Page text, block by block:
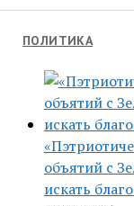
ПОЛИТИКА
объятий с
искать